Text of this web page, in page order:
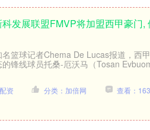
发展联盟FMVP将加盟西甲豪门
篮球记者Chema De Lucas报道，西
的锋线球员托桑-厄沃马（Tosan
资 分类：加倍网 查看：163